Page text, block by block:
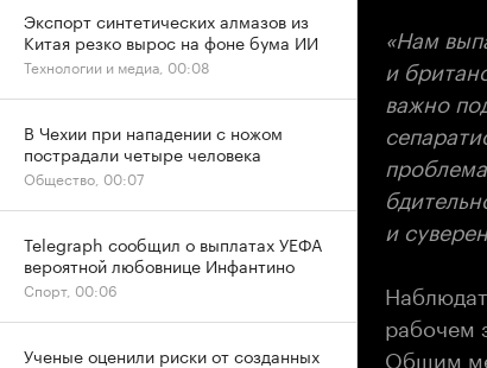
«Нам
и
важно
и
рабочем
Общим
Экспорт синтетических алмазов из
Китая резко вырос на фоне бума ИИ
Технологии и медиа, 00:08
В Чехии при нападении с ножом
пострадали четыре человека
Общество, 00:07
Telegraph сообщил о выплатах УЕФА
вероятной любовнице Инфантино
Спорт, 00:06
Ученые оценили риски от созданных